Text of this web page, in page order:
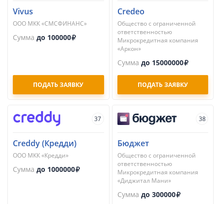
Vivus
ООО МКК «СМСФИНАНС»
Сумма до 100000
ПОДАТЬ ЗАЯВКУ
Credeo
Общество с ограниченной
ответственностью
Микрокредитная компания
«Аркон»
Сумма до 15000000
ПОДАТЬ ЗАЯВКУ
37
Creddy (Кредди)
ООО МКК «Кредди»
Сумма до 1000000
38
Бюджет
Общество с ограниченной
ответственностью
Микрокредитная компания
«Диджитал Мани»
Сумма до 300000